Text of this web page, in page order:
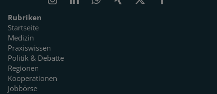
Rubriken
Startseite
Medizin
Praxiswissen
Politik & Debatte
Regionen
Kooperationen
Jobbörse